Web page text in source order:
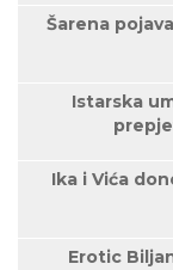
Šarena
Istarska
Ika i Vića
Erotic